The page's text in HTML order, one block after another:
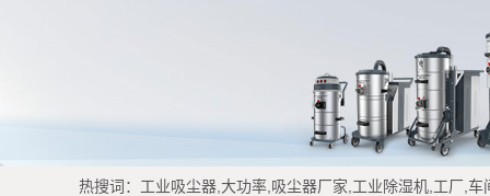
热搜词：工业吸尘器,大功率,吸尘器厂家,工业除湿机,工厂,